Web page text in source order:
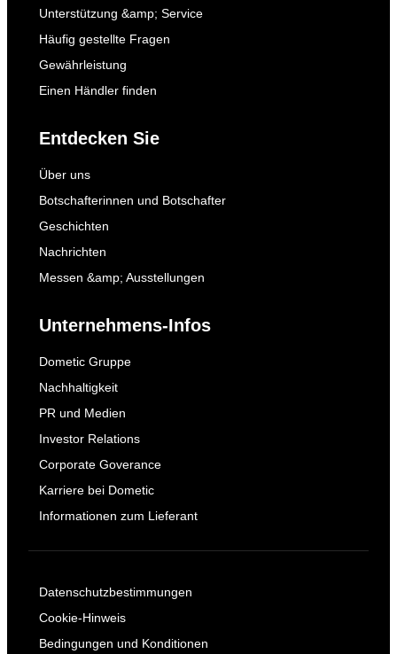
Unterstützung &amp; Service
Häufig gestellte Fragen
Gewährleistung
Einen Händler finden
Entdecken Sie
Über uns
Botschafterinnen und Botschafter
Geschichten
Nachrichten
Messen &amp; Ausstellungen
Unternehmens-Infos
Dometic Gruppe
Nachhaltigkeit
PR und Medien
Investor Relations
Corporate Goverance
Karriere bei Dometic
Informationen zum Lieferant
Datenschutzbestimmungen
Cookie-Hinweis
Bedingungen und Konditionen